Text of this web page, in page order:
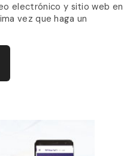
electrónico y sitio web en
vez que haga un